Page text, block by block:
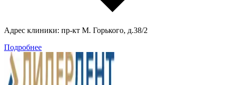
Адрес клиники: пр-кт М. Горького, д.38/2
Подробнее